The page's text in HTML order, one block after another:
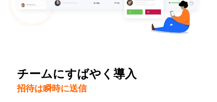
チームにすばやく導入
招待は瞬時に送信